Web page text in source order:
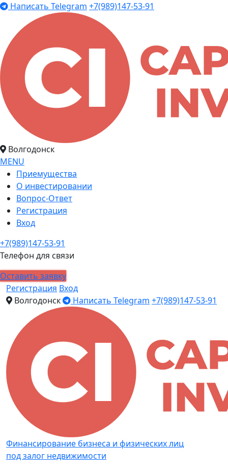
Написать Telegram +7(989)147-53-91
Волгодонск
MENU
Приемущества
О инвестировании
Вопрос-Ответ
Регистрация
Вход
+7(989)147-53-91
Телефон для связи
Оставить заявку
Регистрация Вход
Волгодонск
Написать Telegram +7(989)147-53-91
Финансирование бизнеса и физических лиц
под залог недвижимости